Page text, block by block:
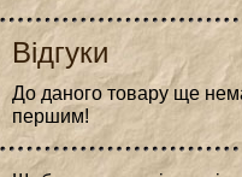
Відгуки
До даного товару ще
першим!